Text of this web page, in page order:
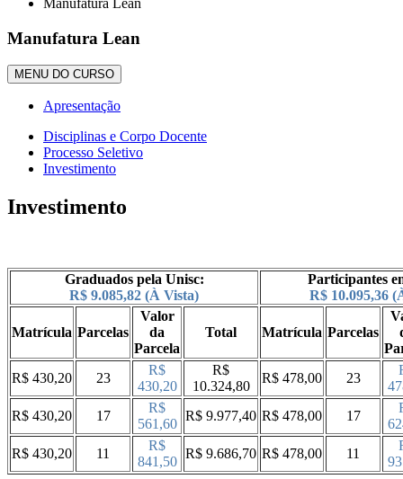
Manufatura Lean
Manufatura Lean
MENU DO CURSO
Apresentação
Disciplinas e Corpo Docente
Processo Seletivo
Investimento
Investimento
Graduados pela Unisc:
R$ 9.085,82 (À Vista)
Participantes
R$ 10.095,36
Matrícula Parcelas
Valor
da
Parcela
Total Matrícula Parcelas
R$ 430,20
23
R$
430,20
R$
10.324,80
R$ 478,00 23
R$ 430,20
17
R$
561,60
R$ 9.977,40 R$ 478,00 17
R$ 430,20
11
R$
841,50
R$ 9.686,70 R$ 478,00 11